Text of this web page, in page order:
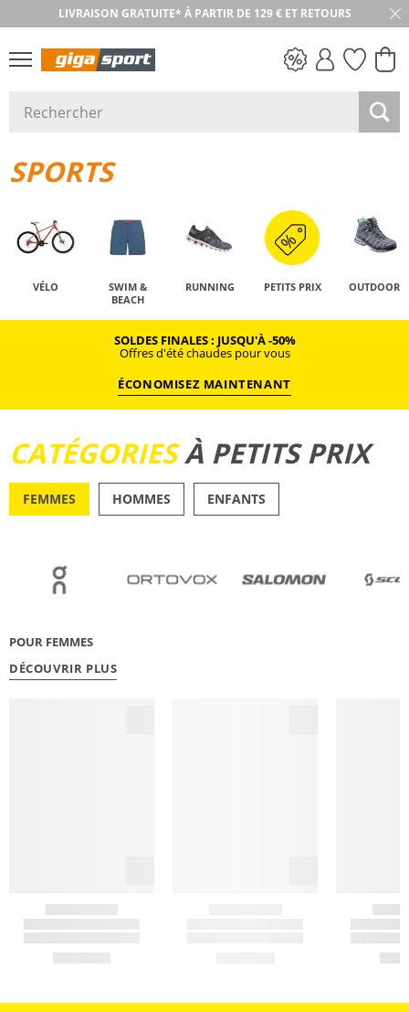
LIVRAISON GRATUITE* À PARTIR DE 129 € ET RETOURS
RETOUR SOUS 30 JOURS
SPORTS
VÉLO
SWIM &
BEACH
RUNNING PETITS PRIX OUTDOOR
SOLDES FINALES : JUSQU'À -50%
Offres d'été chaudes pour vous
ÉCONOMISEZ MAINTENANT
CATÉGORIESÀ PETITS PRIX
FEMMES HOMMES ENFANTS
POUR FEMMES
DÉCOUVRIR PLUS